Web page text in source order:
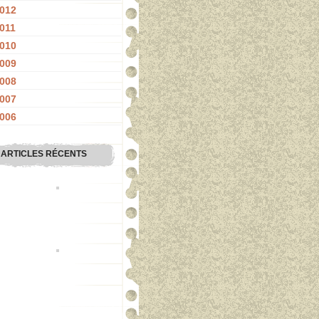
ARTICLES RÉCENTS